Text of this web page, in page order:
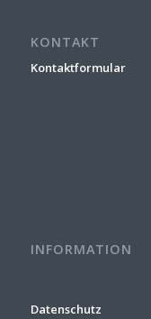
KONTAKT
Kontaktformular
INFORMATION
Datenschutz